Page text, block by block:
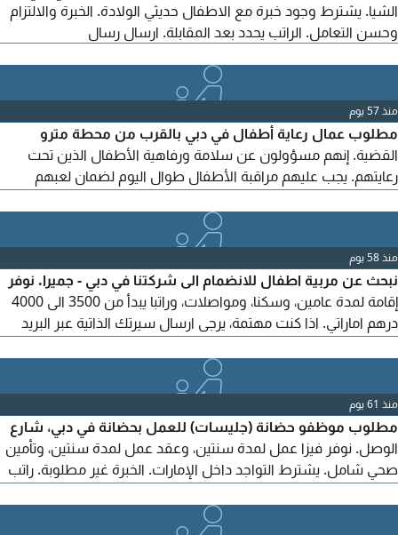
الشيا. يشترط وجود خبرة مع الاطفال حديثي الولادة. الخبرة والالتزام
وحسن التعامل. الراتب يحدد بعد المقابلة. ارسال رسال
منذ 57 يوم
مطلوب عمال رعاية أطفال في دبي بالقرب من محطة مترو
القضية. إنهم مسؤولون عن سلامة ورفاهية الأطفال الذين تحت
رعايتهم. يجب عليهم مراقبة الأطفال طوال اليوم لضمان لعبهم
واجباتهم النموذجية: ضمان نظافة الأطفال، تغيير الحفاضات عند
الضرورة، وتنظيف مناطق اللعب التفاعلية طوال اليوم.
منذ 58 يوم
نبحث عن مربية اطفال للانضمام الى شركتنا في دبي - جميرا. نوفر
إقامة لمدة عامين، وسكنا، ومواصلات، وراتبا يبدأ من 3500 الى 4000
درهم اماراتي. اذا كنت مهتمة، يرجى ارسال سيرتك الذاتية عبر البريد
منذ 61 يوم
مطلوب موظفو حضانة (جليسات) للعمل بحضانة في دبي، شارع
الوصل. نوفر فيزا عمل لمدة سنتين، وعقد عمل لمدة سنتين، وتأمين
صحي شامل. يشترط التواجد داخل الإمارات. الخبرة غير مطلوبة. راتب
الجنسيات، ذكور وإناث. أرسل السيرة الذاتية وأي وثيقة مرفقة بها عبر